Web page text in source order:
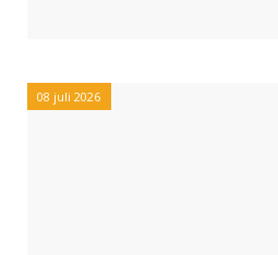
08 juli 2026